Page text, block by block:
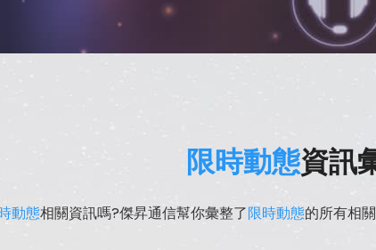
限時動態資訊
動態相關資訊嗎?傑昇通信幫你彙整了限時動態的所有相